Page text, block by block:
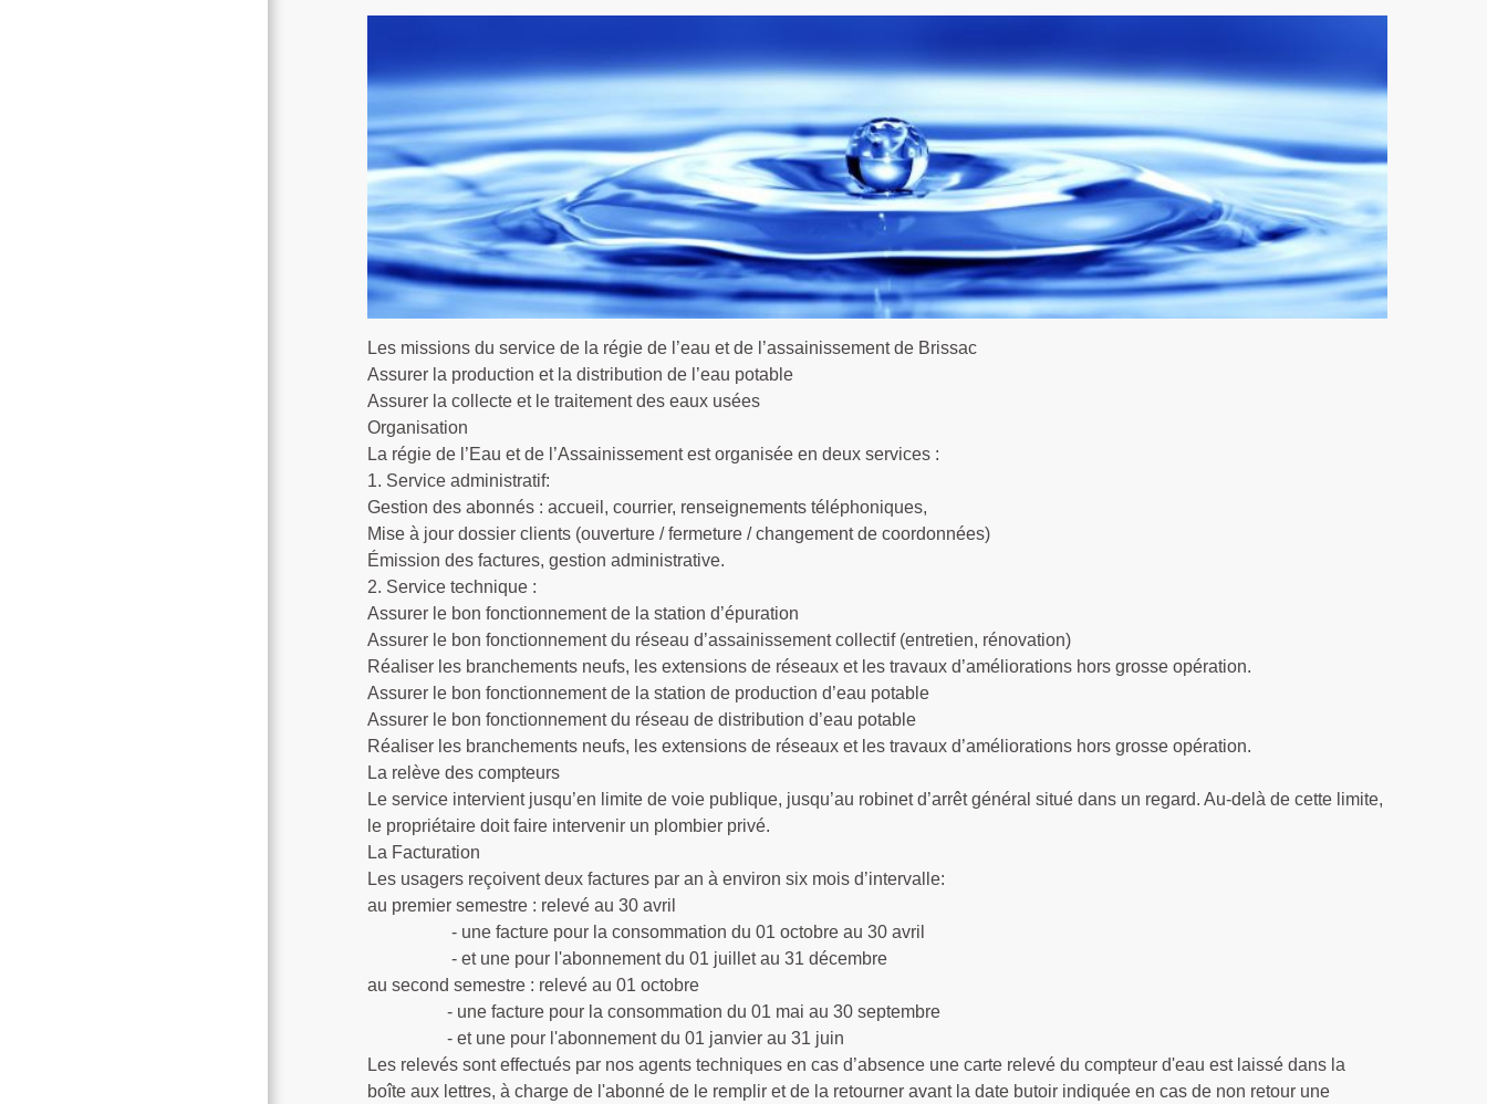
Les missions du service de la régie de l’eau et de l’assainissement de Brissac
Assurer la production et la distribution de l’eau potable
Assurer la collecte et le traitement des eaux usées
Organisation
La régie de l’Eau et de l’Assainissement est organisée en deux services :
1. Service administratif:
Gestion des abonnés : accueil, courrier, renseignements téléphoniques,
Mise à jour dossier clients (ouverture / fermeture / changement de coordonnées)
Émission des factures, gestion administrative.
2. Service technique :
Assurer le bon fonctionnement de la station d’épuration
Assurer le bon fonctionnement du réseau d’assainissement collectif (entretien, rénovation)
Réaliser les branchements neufs, les extensions de réseaux et les travaux d’améliorations hors grosse opération.
Assurer le bon fonctionnement de la station de production d’eau potable
Assurer le bon fonctionnement du réseau de distribution d’eau potable
Réaliser les branchements neufs, les extensions de réseaux et les travaux d’améliorations hors grosse opération.
La relève des compteurs
Le service intervient jusqu’en limite de voie publique, jusqu’au robinet d’arrêt général situé dans un regard. Au-delà de cette limite,
le propriétaire doit faire intervenir un plombier privé.
La Facturation
Les usagers reçoivent deux factures par an à environ six mois d’intervalle:
au premier semestre : relevé au 30 avril
- une facture pour la consommation du 01 octobre au 30 avril
- et une pour l'abonnement du 01 juillet au 31 décembre
au second semestre : relevé au 01 octobre
- une facture pour la consommation du 01 mai au 30 septembre
- et une pour l'abonnement du 01 janvier au 31 juin
Les relevés sont effectués par nos agents techniques en cas d’absence une carte relevé du compteur d'eau est laissé dans la
boîte aux lettres, à charge de l'abonné de le remplir et de la retourner avant la date butoir indiquée en cas de non retour une